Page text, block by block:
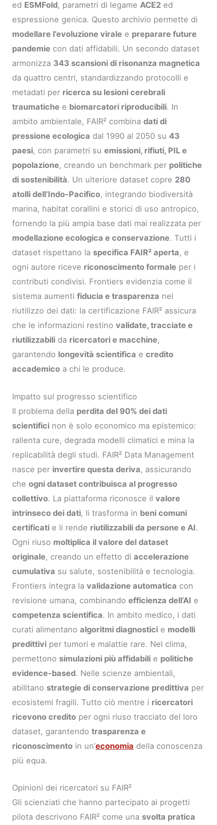
ed ESMFold, parametri di legameACE2 ed
espressione genica. Questo archivio permette di
modellare l’evoluzione virale e preparare future
pandemie con dati affidabili. Un secondo dataset
armonizza 343 scansioni di risonanza magnetica
da quattro centri, standardizzando protocolli e
metadati per ricerca su lesioni cerebrali
traumatiche e biomarcatori riproducibili. In
ambito ambientale, FAIR² combinadati di
pressione ecologica dal 1990 al 2050 su43
paesi, con parametri suemissioni, rifiuti, PIL e
popolazione, creando un benchmark per politiche
di sostenibilità. Un ulteriore dataset copre 280
atolli dell’Indo-Pacifico, integrando biodiversità
marina, habitat corallini e storici di uso antropico,
fornendo la più ampia base dati mai realizzata per
modellazione ecologica e conservazione. Tutti i
dataset rispettano la specifica FAIR² aperta, e
ogni autore riceve riconoscimento formale per i
contributi condivisi. Frontiers evidenzia come il
sistema aumentifiducia e trasparenza nel
riutilizzo dei dati: la certificazione FAIR² assicura
che le informazioni restinovalidate, tracciate e
riutilizzabili da ricercatori e macchine,
garantendo longevità scientifica ecredito
accademico a chi le produce.
Impatto sul progresso scientifico
Il problema della perdita del 90% dei dati
scientifici non è solo economico ma epistemico:
rallenta cure, degrada modelli climatici e mina la
replicabilità degli studi. FAIR² Data Management
nasce per invertire questa deriva, assicurando
cheogni dataset contribuisca al progresso
collettivo. La piattaforma riconosce ilvalore
intrinseco dei dati, li trasforma in beni comuni
certificati e li rende riutilizzabili da persone e AI.
Ogni riuso moltiplica il valore del dataset
originale, creando un effetto diaccelerazione
cumulativa su salute, sostenibilità e tecnologia.
Frontiers integra lavalidazione automatica con
revisione umana, combinandoefficienza dell’AI e
competenza scientifica. In ambito medico, i dati
curati alimentanoalgoritmi diagnostici e modelli
predittivi per tumori e malattie rare. Nel clima,
permettono simulazioni più affidabili e politiche
evidence-based. Nelle scienze ambientali,
abilitano strategie di conservazione predittiva per
ecosistemi fragili. Tutto ciò mentre i ricercatori
ricevono credito per ogni riuso tracciato del loro
dataset, garantendotrasparenza e
riconoscimento in un’economia della conoscenza
più equa.
Opinioni dei ricercatori su FAIR²
Gli scienziati che hanno partecipato ai progetti
pilota descrivono FAIR² come una svolta pratica